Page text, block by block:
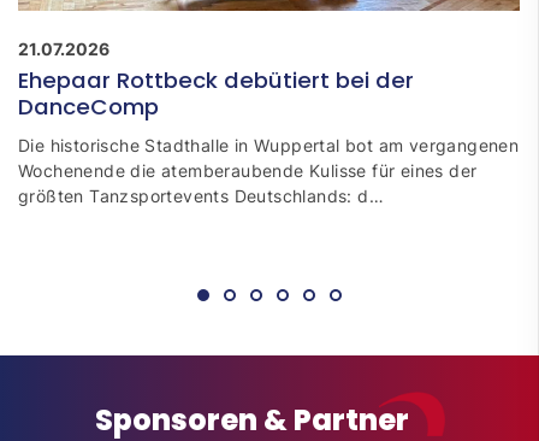
21.07.2026
Ehepaar Rottbeck debütiert bei der
DanceComp
Die historische Stadthalle in Wuppertal bot am vergangenen
Wochenende die atemberaubende Kulisse für eines der
größten Tanzsportevents Deutschlands: d…
Sponsoren & Partner